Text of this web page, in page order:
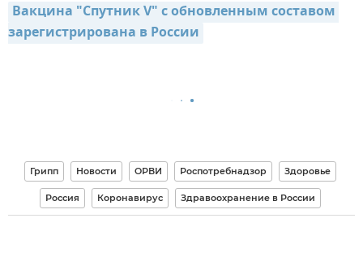
Вакцина "Спутник V" с обновленным составом
зарегистрирована в России
Грипп Новости ОРВИ Роспотребнадзор Здоровье
Россия Коронавирус Здравоохранение в России